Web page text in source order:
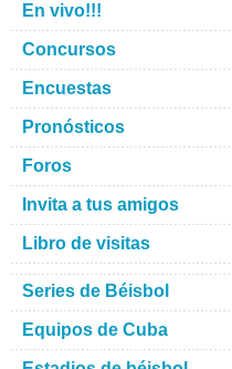
En vivo!!!
Concursos
Encuestas
Pronósticos
Foros
Invita a tus amigos
Libro de visitas
Series de Béisbol
Equipos de Cuba